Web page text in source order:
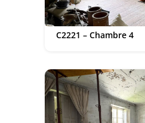
C2221 – Chambre 4